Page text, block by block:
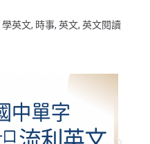
學英文, 時事, 英文, 英文閱讀